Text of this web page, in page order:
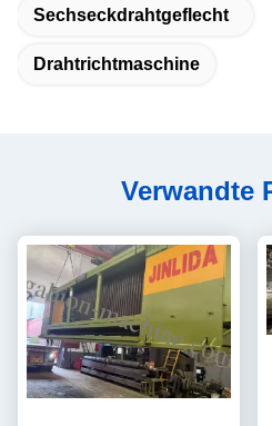
Sechseckdrahtgeflecht
Drahtrichtmaschine
Verwandte